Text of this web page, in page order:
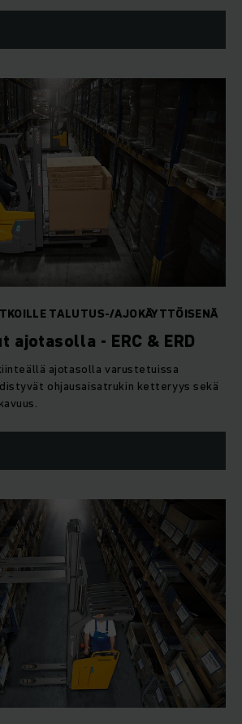
TALUTUS-/AJOKÄYTTÖISENÄ
ajotasolla - ERC & ERD
ajotasolla varustetuissa
ohjausaisatrukin ketteryys sekä